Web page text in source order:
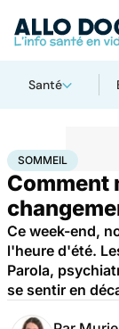
Santé
AccueilSanté
SOMMEIL
Comment
Ce week-end,
l'heure d'été.
Parola,
se sentir en